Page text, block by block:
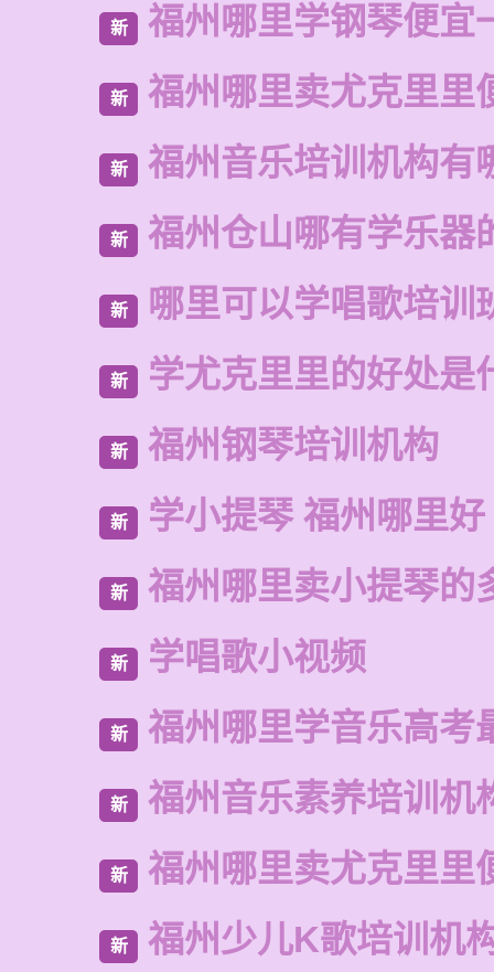
新 福州哪里学钢琴便宜
新 福州哪里卖尤克里里
新 福州音乐培训机构有
新 福州仓山哪有学乐器
新 哪里可以学唱歌培训
新 学尤克里里的好处是
新 福州钢琴培训机构
新 学小提琴 福州哪里好
新 福州哪里卖小提琴的
新 学唱歌小视频
新 福州哪里学音乐高考
新 福州音乐素养培训机
新 福州哪里卖尤克里里
新 福州少儿K歌培训机